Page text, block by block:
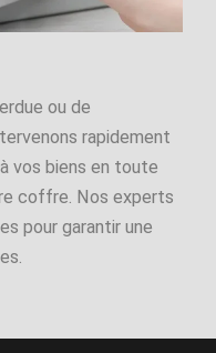
ou de
rapidement
vos biens en toute
coffre. Nos experts
pour garantir une